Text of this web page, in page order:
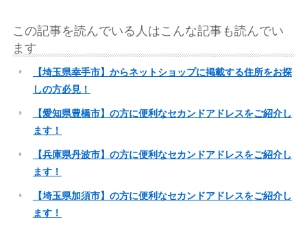
この記事を読んでいる人はこんな記事も読んでい
ます
【埼玉県幸手市】からネットショップに掲載する住所をお探
しの方必見！
【愛知県豊橋市】の方に便利なセカンドアドレスをご紹介し
ます！
【兵庫県丹波市】の方に便利なセカンドアドレスをご紹介し
ます！
【埼玉県加須市】の方に便利なセカンドアドレスをご紹介し
ます！